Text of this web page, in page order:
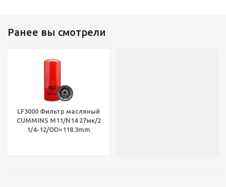
Ранее вы смотрели
LF3000 Фильтр масляный
CUMMINS M11/N14 27мк/2
1/4-12/OD=118.3mm